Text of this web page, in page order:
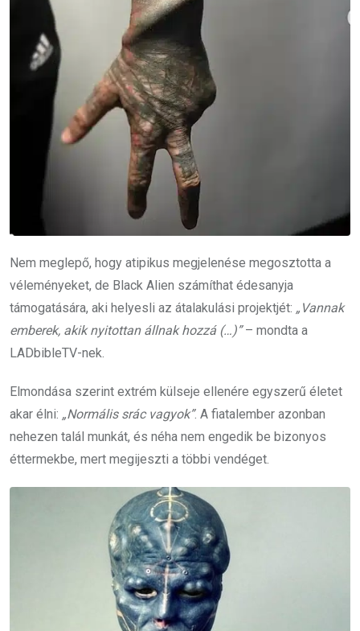
Nem meglepő, hogy atipikus megjelenése megosztotta a
véleményeket, de Black Alien számíthat édesanyja
támogatására, aki helyesli az átalakulási projektjét: „Vannak
emberek, akik nyitottan állnak hozzá (…)”– mondta a
LADbibleTV-nek.
Elmondása szerint extrém külseje ellenére egyszerű életet
akar élni: „Normális srác vagyok”. A fiatalember azonban
nehezen talál munkát, és néha nem engedik be bizonyos
éttermekbe, mert megijeszti a többi vendéget.